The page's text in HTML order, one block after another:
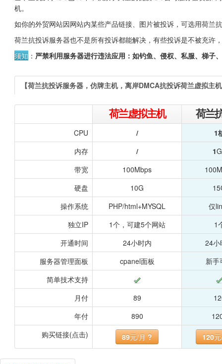
机。
如你的外贸网站因网站内某些产品链接、图片被投诉，可选用荷
荷兰抗投诉服务器也不是所有投诉都能解决，有些投诉是不被充许
须知 ： 严禁利用服务器进行违法应用：如钓鱼、侵权、私服、梯
【荷兰抗投诉服务器，仿牌主机，离岸DMCA抗投诉荷兰虚拟主
荷兰虚拟主机 荷兰
CPU /
1
内存
/ 1
带宽
100Mbps
硬盘
10G
操作系统
PHP/html+MYSQL
仅
独立IP
1个，可建5个网站
1
开通时间
24小时内
24小
服务器管理面板
cpanel面板
新手
简单技术支持
月付
89
年付
890
购买链接(点击)
89元/月? 120